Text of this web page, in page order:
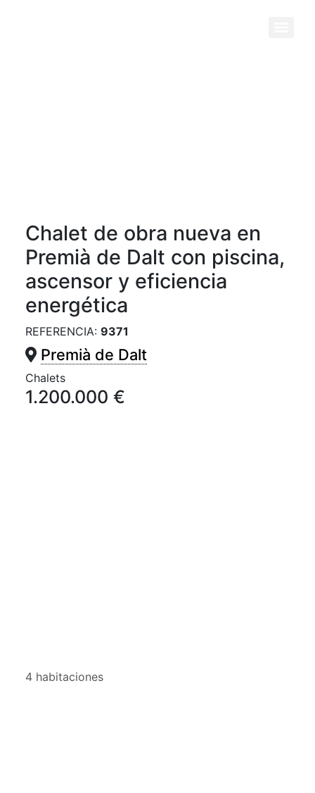
Chalet de obra nueva en
Premià de Dalt con piscina,
ascensor y eficiencia
energética
REFERENCIA: 9371
Premià de Dalt
Chalets
1.200.000 €
4 habitaciones